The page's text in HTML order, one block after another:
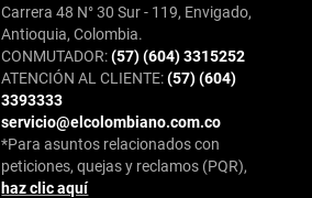
Carrera 48 N° 30 Sur - 119, Envigado,
Antioquia, Colombia.
CONMUTADOR:(57) (604) 3315252
ATENCIÓN AL CLIENTE:(57) (604)
3393333
servicio@elcolombiano.com.co
*Para asuntos relacionados con
peticiones, quejas y reclamos (PQR),
haz clic aquí